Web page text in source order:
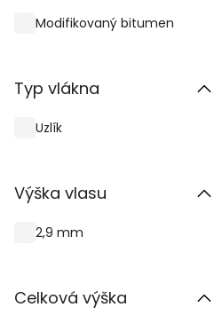
Modifikovaný bitumen
Typ vlákna
Uzlík
Výška vlasu
2,9 mm
Celková výška